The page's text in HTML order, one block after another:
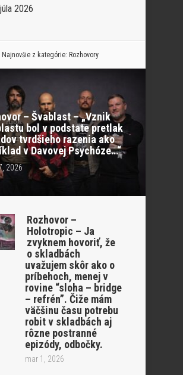
2026
Najnovšie z kategórie: Rozhovory
– Švablast – „Vznik
bol v podstate pretlak
tvrdšieho razenia ako
v Davovej Psychóze…“
2026
Rozhovor –
Holotropic – Ja
zvyknem hovoriť, že
o skladbách
uvažujem skôr ako o
príbehoch, menej v
rovine “sloha – bridge
– refrén”. Čiže mám
väčšinu času potrebu
robit v skladbách aj
rôzne postranné
epizódy, odbočky.
mar 1, 2026